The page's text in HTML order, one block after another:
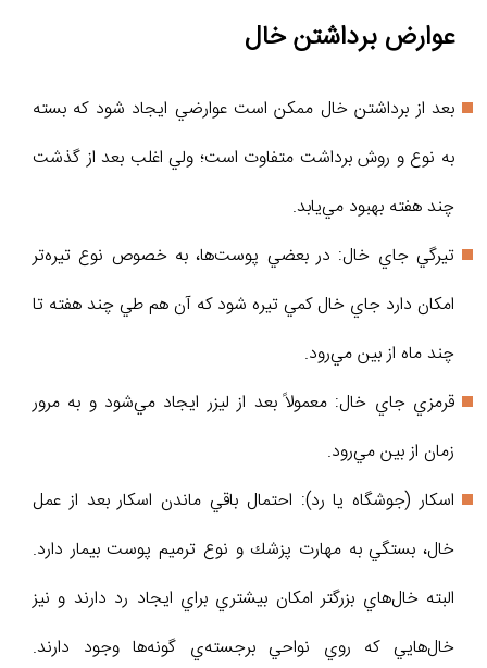
عوارض برداشتن خال
بعد از برداشتن خال ممكن است عوارضي ايجاد شود كه بسته
به نوع و روش برداشت متفاوت است؛ ولي اغلب بعد از گذشت
چند هفته بهبود مي‌يابد.
تيرگي جاي خال: در بعضي پوست‌ها، به خصوص نوع تيره‌تر
امكان دارد جاي خال كمي تيره شود كه آن‌ هم طي چند هفته تا
چند ماه از بين مي‌رود.
قرمزي جاي خال: معمولاً بعد از ليزر ايجاد مي‌شود و به مرور
زمان از بين مي‌رود.
اسكار (جوشگاه يا رد): احتمال باقي ماندن اسكار بعد از عمل
خال، بستگي به مهارت پزشك و نوع ترميم پوست بيمار دارد.
البته خال‌هاي بزرگتر امكان بيشتري براي ايجاد رد دارند و نيز
خال‌هايي كه روي نواحي برجسته‌ي گونه‌ها وجود دارند.